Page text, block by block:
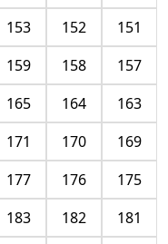
151
152
153
157
158
159
163
164
165
169
170
171
175
176
177
181
182
183